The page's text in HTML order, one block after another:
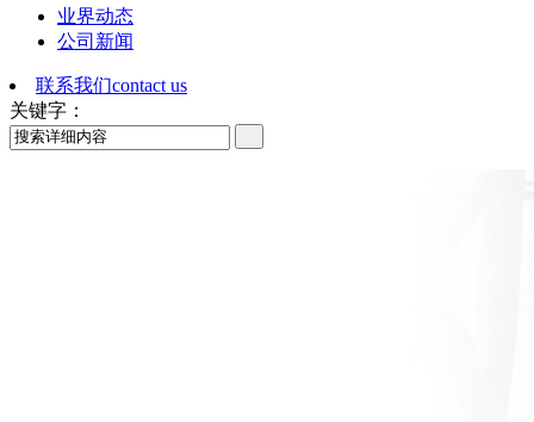
业界动态
公司新闻
联系我们contact us
关键字：